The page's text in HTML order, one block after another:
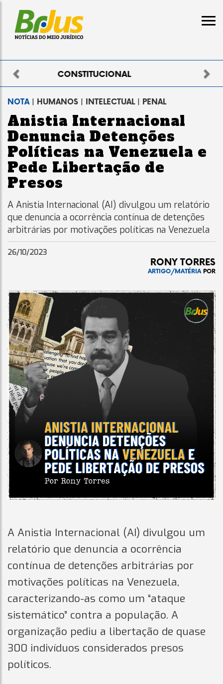
ELEITORAL
Previous
NOTA| HUMANOS | INTELECTUAL | PENAL
Anistia Internacional
Denuncia Detenções
Políticas na Venezuela e
Pede Libertação de
Presos
A Anistia Internacional (AI) divulgou um relatório
que denuncia a ocorrência contínua de detenções
arbitrárias por motivações políticas na Venezuela
26/10/2023
RONY TORRES
ARTIGO/MATÉRIAPOR
A Anistia Internacional (AI) divulgou um
relatório que denuncia a ocorrência
contínua de detenções arbitrárias por
motivações políticas na Venezuela,
caracterizando-as como um “ataque
sistemático” contra a população. A
organização pediu a libertação de quase
300 indivíduos considerados presos
políticos.